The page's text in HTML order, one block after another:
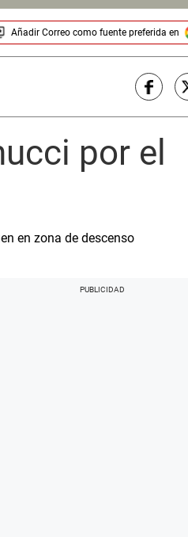
Añadir Correocomo fuente preferida en
por el
en zona de descenso